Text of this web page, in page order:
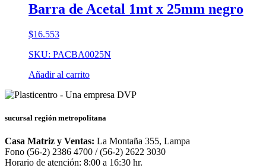
Barra de Acetal 1mt x 25mm negro
$16.553
SKU: PACBA0025N
Añadir al carrito
sucursal región metropolitana
Casa Matriz y Ventas: La Montaña 355, Lampa
Fono (56-2) 2386 4700 / (56-2) 2622 3030
Horario de atención: 8:00 a 16:30 hr.